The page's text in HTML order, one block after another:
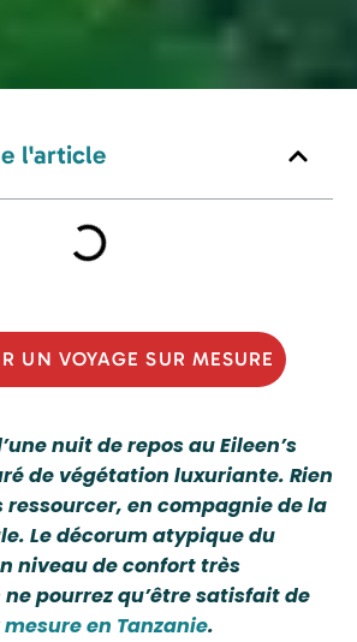
nuit de repos au Eileen’s
de végétation luxuriante. Rien
ressourcer, en compagnie de la
Le décorum atypique du
niveau de confort très
pourrez qu’être satisfait de
en Tanzanie.
l'article
UN VOYAGE SUR MESURE